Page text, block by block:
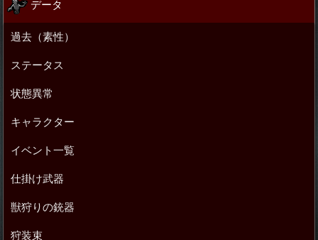
データ
過去（素性）
ステータス
状態異常
キャラクター
イベント一覧
仕掛け武器
獣狩りの銃器
狩装束